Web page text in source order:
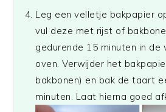
Leg een velletje bakpapier
vul deze met rijst of
gedurende 15 minuten in de
oven. Verwijder het
bakbonen) en bak de taart
minuten. Laat hierna goed